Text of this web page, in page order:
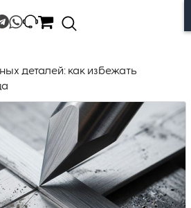
деталей: как избежать